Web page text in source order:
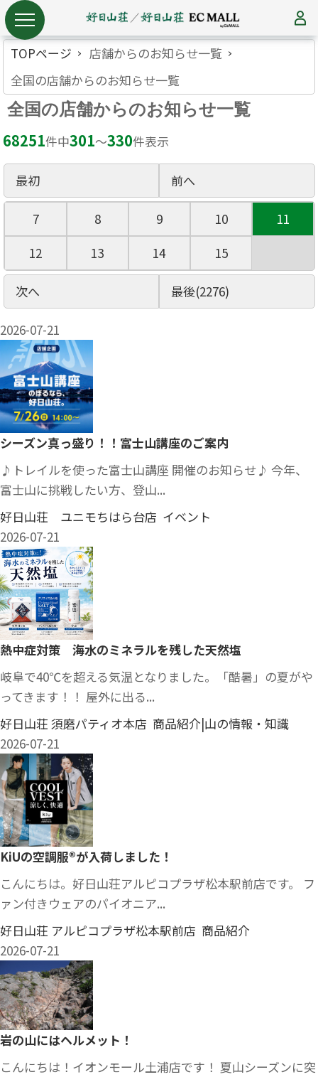
TOPページ
店舗からのお知らせ一覧
全国の店舗からのお知らせ一覧
全国の店舗からのお知らせ一覧
68251件中301〜330件表示
最初 前へ
7 8 9 10
11
12
13 14 15
次へ 最後(2276)
2026-07-21
シーズン真っ盛り！！富士山講座のご案内
♪トレイルを使った富士山講座 開催のお知らせ♪ 今年、
富士山に挑戦したい方、登山...
好日山荘 ユニモちはら台店 イベント
2026-07-21
熱中症対策 海水のミネラルを残した天然塩
岐阜で40℃を超える気温となりました。「酷暑」の夏がや
ってきます！！ 屋外に出る...
好日山荘 須磨パティオ本店 商品紹介|山の情報・知識
2026-07-21
KiUの空調服®︎が入荷しました！
こんにちは。好日山荘アルピコプラザ松本駅前店です。 フ
ァン付きウェアのパイオニア...
好日山荘 アルピコプラザ松本駅前店 商品紹介
2026-07-21
岩の山にはヘルメット！
こんにちは！イオンモール土浦店です！ 夏山シーズンに突